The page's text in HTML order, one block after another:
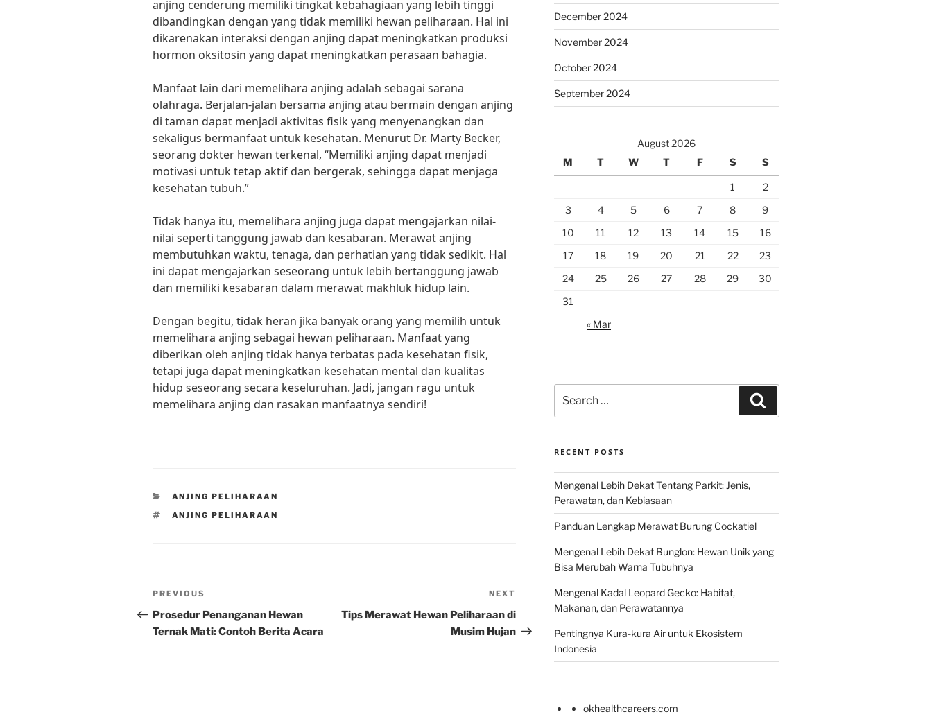
anjing cenderung memiliki tingkat kebahagiaan yang lebih tinggi
dibandingkan dengan yang tidak memiliki hewan peliharaan. Hal ini
dikarenakan interaksi dengan anjing dapat meningkatkan produksi
hormon oksitosin yang dapat meningkatkan perasaan bahagia.
Manfaat lain dari memelihara anjing adalah sebagai sarana
olahraga. Berjalan-jalan bersama anjing atau bermain dengan anjing
di taman dapat menjadi aktivitas fisik yang menyenangkan dan
sekaligus bermanfaat untuk kesehatan. Menurut Dr. Marty Becker,
seorang dokter hewan terkenal, “Memiliki anjing dapat menjadi
motivasi untuk tetap aktif dan bergerak, sehingga dapat menjaga
kesehatan tubuh.”
Tidak hanya itu, memelihara anjing juga dapat mengajarkan nilai-
nilai seperti tanggung jawab dan kesabaran. Merawat anjing
membutuhkan waktu, tenaga, dan perhatian yang tidak sedikit. Hal
ini dapat mengajarkan seseorang untuk lebih bertanggung jawab
dan memiliki kesabaran dalam merawat makhluk hidup lain.
Dengan begitu, tidak heran jika banyak orang yang memilih untuk
memelihara anjing sebagai hewan peliharaan. Manfaat yang
diberikan oleh anjing tidak hanya terbatas pada kesehatan fisik,
tetapi juga dapat meningkatkan kesehatan mental dan kualitas
hidup seseorang secara keseluruhan. Jadi, jangan ragu untuk
memelihara anjing dan rasakan manfaatnya sendiri!
CATEGORIES
ANJING PELIHARAAN
TAGS
ANJING PELIHARAAN
Post
navigation
Previous
Post
PREVIOUS
Prosedur Penanganan Hewan
Ternak Mati: Contoh Berita Acara
Post
NEXT
Tips Merawat Hewan Peliharaan di
Musim Hujan
December 2024
November 2024
October 2024
September 2024
August 2026
M
T W T F S S
1
2
3
4 5 6 7 8
9
10
11 12 13 14 15
16
17
18 19 20 21 22
23
24
25 26 27 28 29
30
31
« Mar
for:
RECENT POSTS
Mengenal Lebih Dekat Tentang Parkit: Jenis,
Perawatan, dan Kebiasaan
Panduan Lengkap Merawat Burung Cockatiel
Mengenal Lebih Dekat Bunglon: Hewan Unik yang
Bisa Merubah Warna Tubuhnya
Mengenal Kadal Leopard Gecko: Habitat,
Makanan, dan Perawatannya
Pentingnya Kura-kura Air untuk Ekosistem
Indonesia
okhealthcareers.com